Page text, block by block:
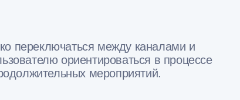
переключаться между каналами и
ориентироваться в процессе
мероприятий.